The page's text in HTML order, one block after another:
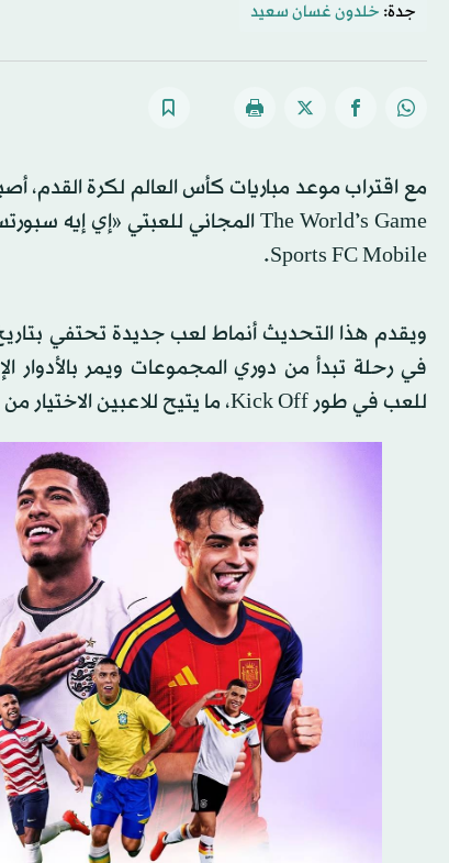
جدة: خلدون غسان سعيد
مع اقتراب موعد مباريات كأس العالم لكرة القدم،
Sports FC Mobile.
في رحلة تبدأ من دوري المجموعات ويمر بالأدوار
للعب في طور Kick Off، ما يتيح للاعبين الاختيار من بين 60 دولة.